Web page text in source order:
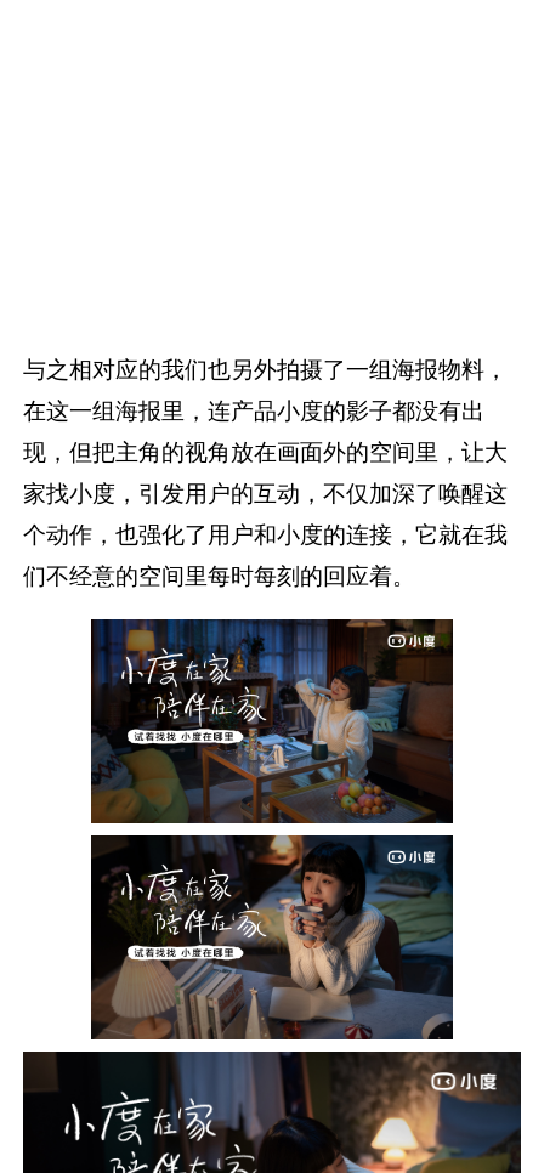
与之相对应的我们也另外拍摄了一组海报物料，
在这一组海报里，连产品小度的影子都没有出
现，但把主角的视角放在画面外的空间里，让大
家找小度，引发用户的互动，不仅加深了唤醒这
个动作，也强化了用户和小度的连接，它就在我
们不经意的空间里每时每刻的回应着。